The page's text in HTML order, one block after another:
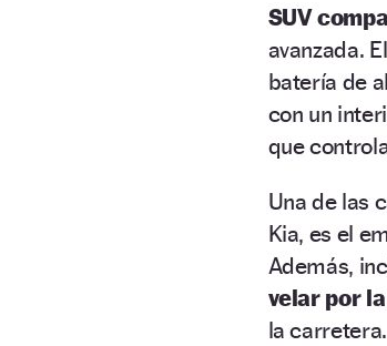
SUV
avanzada.
batería de
con un
que
Una de las
Kia, es el
Además,
velar por
la